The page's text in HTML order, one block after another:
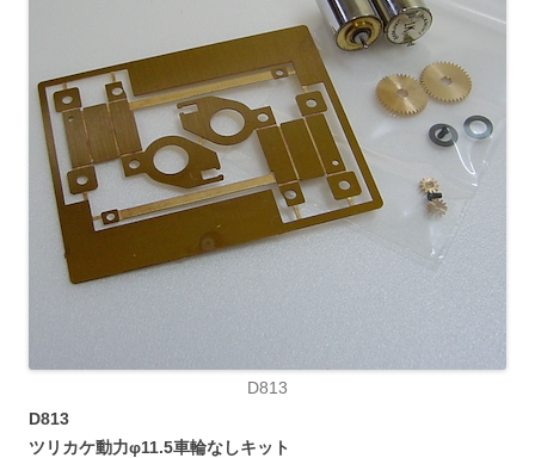
D813
D813
ツリカケ動力φ11.5車輪なしキット